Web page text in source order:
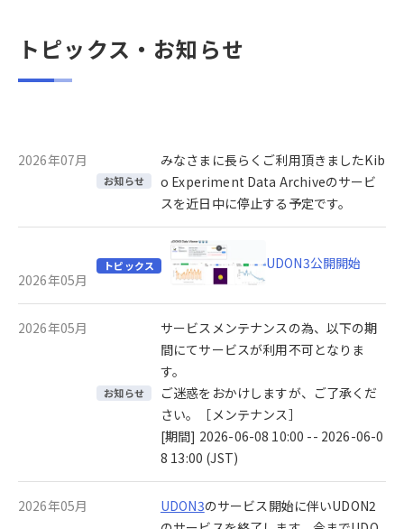
トピックス・お知らせ
2026年07月
お知らせ
みなさまに長らくご利用頂きましたKib
o Experiment Data Archiveのサービ
スを近日中に停止する予定です。
2026年05月
トピックス UDON3公開開始
2026年05月
お知らせ
サービスメンテナンスの為、以下の期
間にてサービスが利用不可となりま
す。
ご迷惑をおかけしますが、ご了承くだ
さい。［メンテナンス］
[期間] 2026-06-08 10:00 -- 2026-06-0
8 13:00 (JST)
2026年05月 UDON3のサービス開始に伴いUDON2